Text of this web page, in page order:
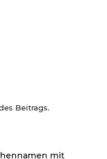
Beitrags.
mit